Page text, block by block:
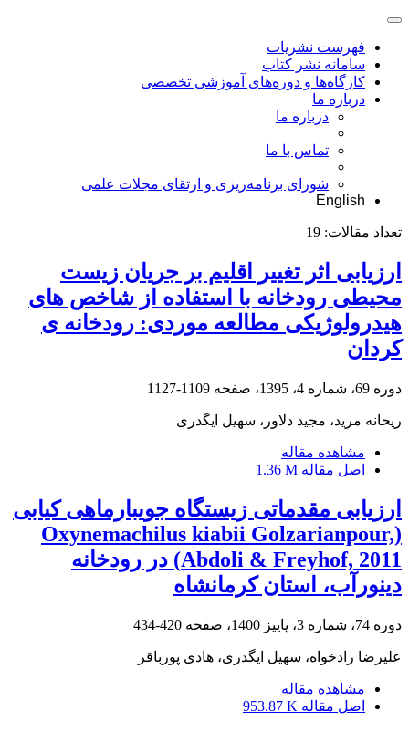
فهرست نشریات
سامانه نشر کتاب
کارگاه‌ها و دوره‌های آموزشی تخصصی
درباره ما
درباره ما
تماس با ما
شورای برنامه‌ریزی و ارتقای مجلات علمی
English
تعداد مقالات: 19
ارزیابی اثر تغییر اقلیم بر جریان زیست
محیطی رودخانه با استفاده از شاخص های
هیدرولوژیکی مطالعه موردی: رودخانه ی
کردان
دوره 69، شماره 4، 1395، صفحه 1109-1127
ریحانه مرید، مجید دلاور، سهیل ایگدری
مشاهده مقاله
اصل مقاله 1.36 M
ارزیابی مقدماتی زیستگاه جویبارماهی کیابی
(Oxynemachilus kiabii Golzarianpour,
Abdoli & Freyhof, 2011) در رودخانه
دینورآب، استان کرمانشاه
دوره 74، شماره 3، پاییز 1400، صفحه 420-434
علیرضا رادخواه، سهیل ایگدری، هادی پورباقر
مشاهده مقاله
اصل مقاله 953.87 K